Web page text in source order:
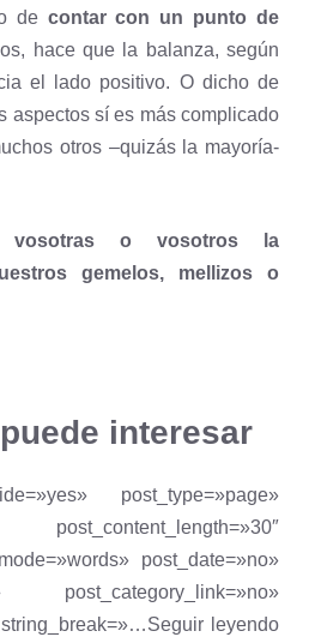
de contar con un punto de
hace que la balanza, según
el lado positivo. O dicho de
aspectos sí es más complicado
otros –quizás la mayoría-
vosotras o vosotros la
gemelos, mellizos o
interesar
post_type=»page»
post_date=»no»
post_category_link=»no»
leyendo